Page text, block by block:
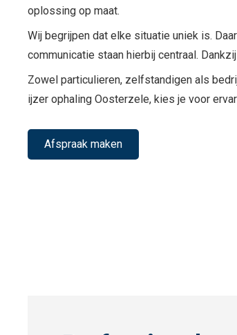
oplossing op maat.
Wij begrijpen dat elke situatie uniek is.
communicatie staan hierbij centraal.
Zowel particulieren, zelfstandigen als
ijzer ophaling Oosterzele, kies je voor
Afspraak maken